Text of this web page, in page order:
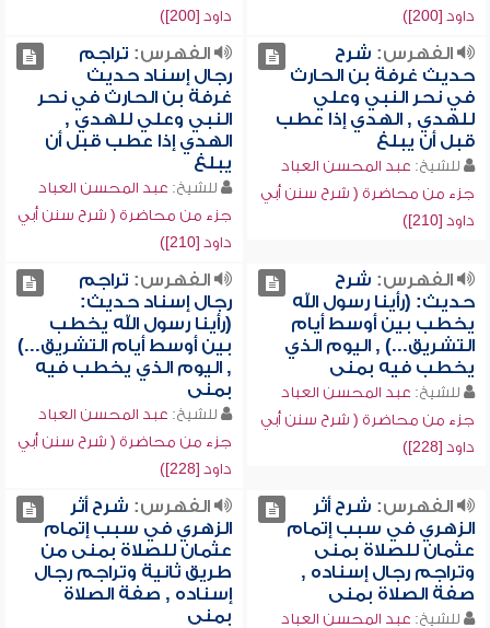
داود [200])
داود [200])
الفهرس: شرح
حديث غرفة بن الحارث
في نحر النبي وعلي
للهدي , الهدي إذا عطب
قبل أن يبلغ
للشيخ: عبد المحسن العباد
جزء من محاضرة ( شرح سنن أبي
داود [210])
الفهرس: تراجم
رجال إسناد حديث
غرفة بن الحارث في نحر
النبي وعلي للهدي ,
الهدي إذا عطب قبل أن
يبلغ
للشيخ: عبد المحسن العباد
جزء من محاضرة ( شرح سنن أبي
داود [210])
الفهرس: شرح
حديث: (رأينا رسول الله
يخطب بين أوسط أيام
التشريق...) , اليوم الذي
يخطب فيه بمنى
للشيخ: عبد المحسن العباد
جزء من محاضرة ( شرح سنن أبي
داود [228])
الفهرس: تراجم
رجال إسناد حديث:
(رأينا رسول الله يخطب
بين أوسط أيام التشريق...)
, اليوم الذي يخطب فيه
بمنى
للشيخ: عبد المحسن العباد
جزء من محاضرة ( شرح سنن أبي
داود [228])
الفهرس: شرح أثر
الزهري في سبب إتمام
عثمان للصلاة بمنى
وتراجم رجال إسناده ,
صفة الصلاة بمنى
للشيخ: عبد المحسن العباد
الفهرس: شرح أثر
الزهري في سبب إتمام
عثمان للصلاة بمنى من
طريق ثانية وتراجم رجال
إسناده , صفة الصلاة
بمنى